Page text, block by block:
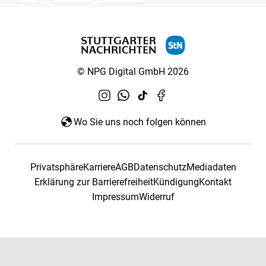
© NPG Digital GmbH 2026
Wo Sie uns noch folgen können
PrivatsphäreKarriereAGBDatenschutzMediadaten
Erklärung zur BarrierefreiheitKündigungKontakt
ImpressumWiderruf